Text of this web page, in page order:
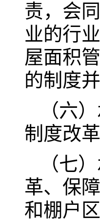
责，会
业的行
屋面积
的制度
（六
制度改革
（七
革、保
和棚户